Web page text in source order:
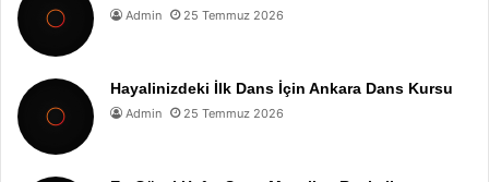
Admin 25 Temmuz 2026
Hayalinizdeki İlk Dans İçin Ankara Dans Kursu
Admin 25 Temmuz 2026